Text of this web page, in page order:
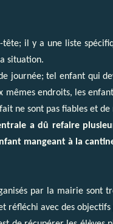
tête; il y a une liste
situation.
journée; tel enfant qui
endroits, les
ne sont pas fiables et
a dû refaire
mangeant à la
par la mairie
réfléchi avec des objectifs